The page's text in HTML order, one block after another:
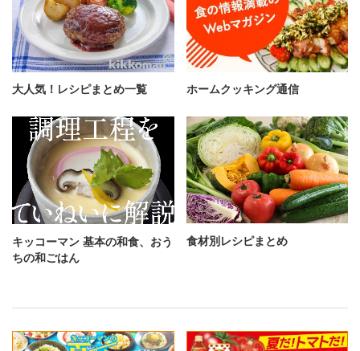
大人気！レシピまとめ一覧 ホームクッキング通信
キッコーマン 基本の和食、おう
ちの和ごはん
食材別レシピまとめ